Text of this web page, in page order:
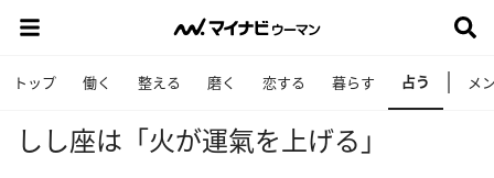
トップ 働く 整える 磨く 恋する 暮らす 占う メ
しし座は「火が運氣を上げる」